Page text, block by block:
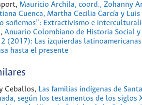
Mauricio Archila, coord., Zohanny
Cuenca, Martha Cecilia García y
soñemos”: Extractivismo e
, Anuario Colombiano de Historia Social
(2017): Las izquierdas
hasta el presente
Ceballos, Las familias indígenas de
según los testamentos de los siglos